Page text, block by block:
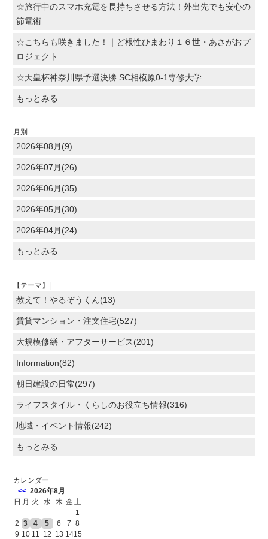
☆旅行中のスマホ充電を長持ちさせる方法！外出先でも安心の
節電術
☆こちらも咲きました！｜ど根性ひまわり１６世・あさがおプ
ロジェクト
☆天皇杯神奈川県予選決勝 SC相模原0-1専修大学
もっとみる
月別
2026年08月(9)
2026年07月(26)
2026年06月(35)
2026年05月(30)
2026年04月(24)
もっとみる
【テーマ】|
教えて！やるぞうくん(13)
賃貸マンション・注文住宅(527)
大規模修繕・アフターサービス(201)
Information(82)
朝日建設の日常(297)
ライフスタイル・くらしのお役立ち情報(316)
地域・イベント情報(242)
もっとみる
カレンダー
<< 2026年8月
日 月 火 水 木 金土
1
2 3 4 5 6 7 8
9 10 11 12 13 1415